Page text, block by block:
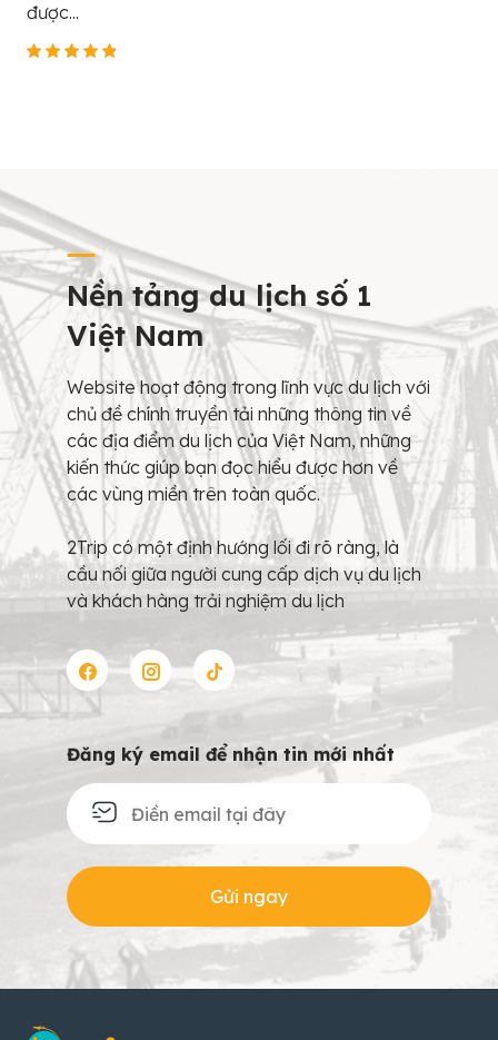
được...
Nền tảng du lịch số 1
Việt Nam
Website hoạt động trong lĩnh vực du lịch với
chủ đề chính truyền tải những thông tin về
các địa điểm du lịch của Việt Nam, những
kiến thức giúp bạn đọc hiểu được hơn về
các vùng miền trên toàn quốc.
2Trip có một định hướng lối đi rõ ràng, là
cầu nối giữa người cung cấp dịch vụ du lịch
và khách hàng trải nghiệm du lịch
Đăng ký email để nhận tin mới nhất
Gửi ngay